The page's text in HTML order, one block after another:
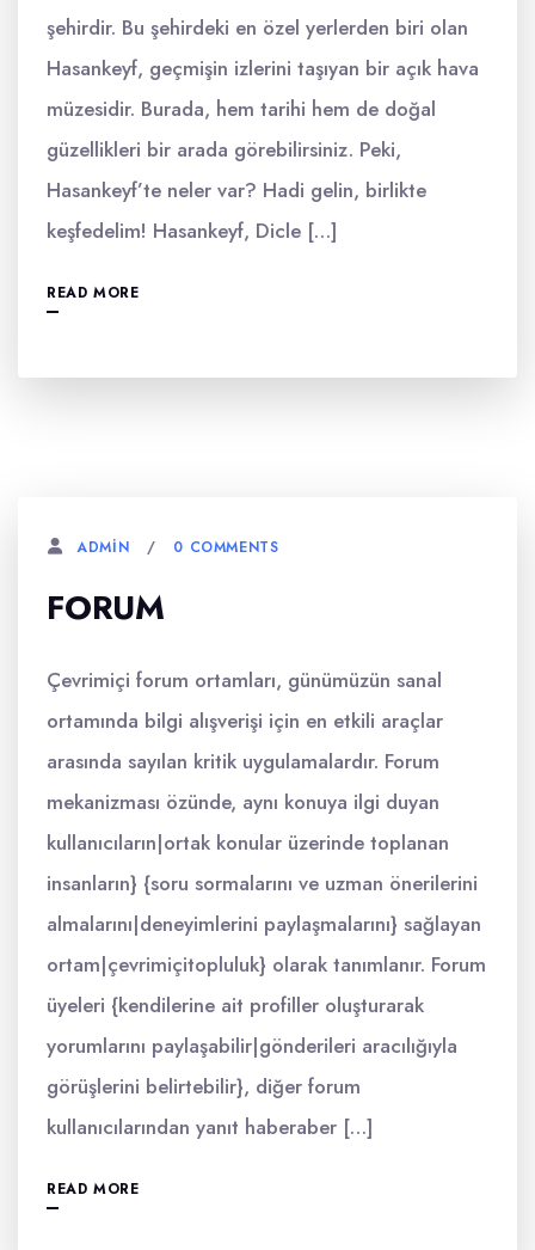
şehirdir. Bu şehirdeki en özel yerlerden biri olan
Hasankeyf, geçmişin izlerini taşıyan bir açık hava
müzesidir. Burada, hem tarihi hem de doğal
güzellikleri bir arada görebilirsiniz. Peki,
Hasankeyf’te neler var? Hadi gelin, birlikte
keşfedelim! Hasankeyf, Dicle […]
READ MORE
ADMIN 0 COMMENTS
FORUM
Çevrimiçi forum ortamları, günümüzün sanal
ortamında bilgi alışverişi için en etkili araçlar
arasında sayılan kritik uygulamalardır. Forum
mekanizması özünde, aynı konuya ilgi duyan
kullanıcıların|ortak konular üzerinde toplanan
insanların} {soru sormalarını ve uzman önerilerini
almalarını|deneyimlerini paylaşmalarını} sağlayan
ortam|çevrimiçitopluluk} olarak tanımlanır. Forum
üyeleri {kendilerine ait profiller oluşturarak
yorumlarını paylaşabilir|gönderileri aracılığıyla
görüşlerini belirtebilir}, diğer forum
kullanıcılarından yanıt haberaber […]
READ MORE